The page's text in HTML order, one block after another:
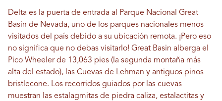
Delta es la puerta de entrada al Parque Nacional Great
Basin de Nevada, uno de los parques nacionales menos
visitados del país debido a su ubicación remota. ¡Pero eso
no significa que no debas visitarlo! Great Basin alberga el
Pico Wheeler de 13,063 pies (la segunda montaña más
alta del estado), las Cuevas de Lehman y antiguos pinos
bristlecone. Los recorridos guiados por las cuevas
muestran las estalagmitas de piedra caliza, estalactitas y